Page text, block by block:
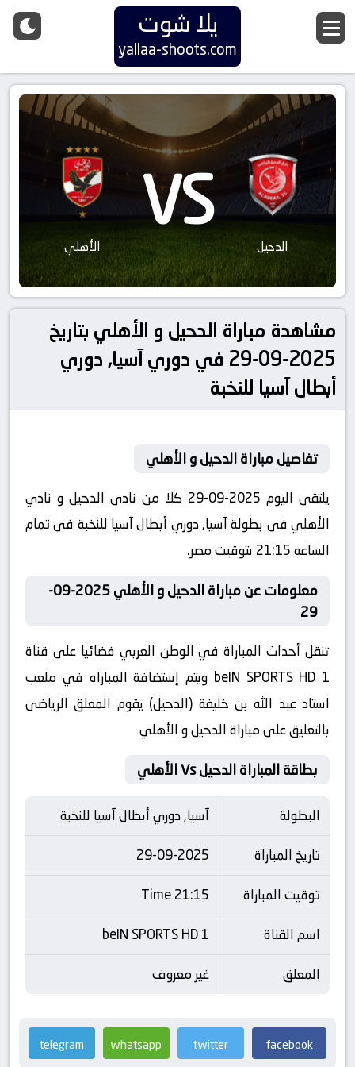
يلا شوت
yallaa-shoots.com
الدحيل VS الأهلي
مشاهدة مباراة الدحيل و الأهلي بتاريخ
2025-09-29 في دوري آسيا, دوري
أبطال آسيا للنخبة
تفاصيل مباراة الدحيل و الأهلي
يلتقى اليوم 2025-09-29 كلا من نادى الدحيل و نادي
الأهلي فى بطولة آسيا, دوري أبطال آسيا للنخبة فى تمام
الساعه 21:15 بتوقيت مصر.
معلومات عن مباراة الدحيل و الأهلي 2025-09-
29
تنقل أحداث المباراة في الوطن العربي فضائيا على قناة
beIN SPORTS HD 1 ويتم إستضافة المباراه في ملعب
استاد عبد الله بن خليفة (الدحيل) يقوم المعلق الرياضى
بالتعليق على مباراة الدحيل و الأهلي
بطاقة المباراة الدحيل Vs الأهلي
البطولة
آسيا, دوري أبطال آسيا للنخبة
تاريخ المباراة
29-09-2025
توقيت المباراة
21:15 Time
اسم القناة
beIN SPORTS HD 1
المعلق
غير معروف
facebook
twitter
whatsapp
telegram